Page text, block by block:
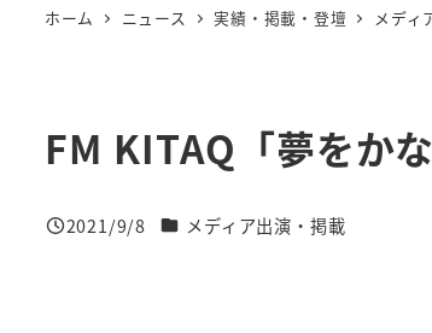
ホーム ニュース 実績・掲載・登壇 メディ
FM KITAQ「夢をか
投稿日
2021/9/8 ニュースカテゴリー
メディア出演・掲載